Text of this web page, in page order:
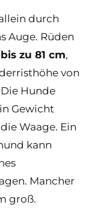
durch
Auge. Rüden
zu 81 cm,
von
Hunde
Gewicht
Waage. Ein
kann
Mancher
groß.